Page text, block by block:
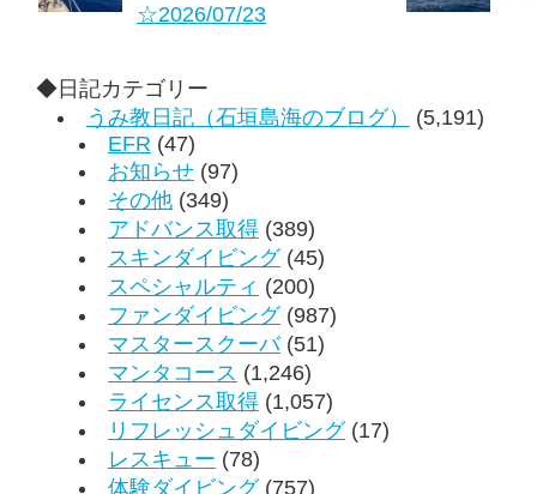
☆2026/07/23
◆日記カテゴリー
うみ教日記（石垣島海のブログ）
(5,191)
EFR (47)
お知らせ (97)
その他 (349)
アドバンス取得 (389)
スキンダイビング(45)
スペシャルティ (200)
ファンダイビング(987)
マスタースクーバ(51)
マンタコース (1,246)
ライセンス取得 (1,057)
リフレッシュダイビング(17)
レスキュー (78)
体験ダイビング(757)